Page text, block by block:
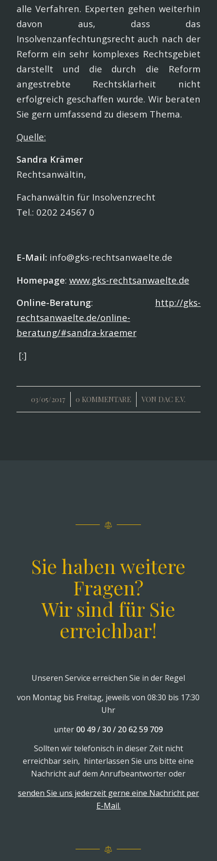
alle Verfahren. Experten gehen weiterhin
davon aus, dass das
Insolvenzanfechtungsrecht auch nach der
Reform ein sehr komplexes Rechtsgebiet
darstellt und die durch die Reform
angestrebte Rechtsklarheit nicht
erfolgreich geschaffen wurde. Wir beraten
Sie gern umfassend zu diesem Thema.
Quelle:
Sandra Krämer
Rechtsanwältin,
Fachanwältin für Insolvenzrecht
Tel.: 0202 24567 0
E-Mail:info@gks-rechtsanwaelte.de
Homepage: www.gks-rechtsanwaelte.de
Online-Beratung: http://gks-
rechtsanwaelte.de/online-
beratung/#sandra-kraemer
[:]
03/05/2017
/ 0 KOMMENTARE
/ VON DAC E.V.
Sie haben weitere
Fragen?
Wir sind für Sie
erreichbar!
Unseren Service erreichen Sie in der Regel
von Montag bis Freitag, jeweils von 08:30 bis 17:30
Uhr
unter 00 49 / 30 / 20 62 59 709
Sollten wir telefonisch in dieser Zeit nicht
erreichbar sein, hinterlassen Sie uns bitte eine
Nachricht auf dem Anrufbeantworter oder
senden Sie uns jederzeit gerne eine Nachricht per
E-Mail.